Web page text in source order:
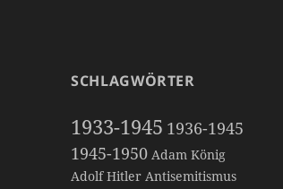
SCHLAGWÖRTER
1933-1945 1936-1945
1945-1950 Adam König
Adolf Hitler Antisemitismus